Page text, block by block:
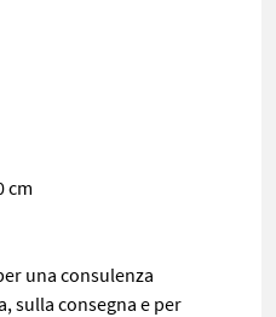
cm
una consulenza
sulla consegna e per